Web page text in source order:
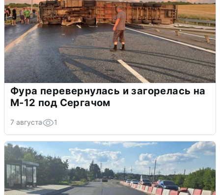
Фура перевернулась и загорелась на
М-12 под Сергачом
7 августа 1